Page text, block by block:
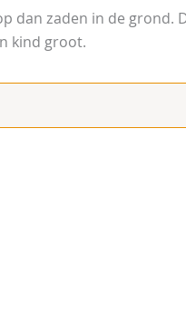
dan zaden in de grond.
kind groot.